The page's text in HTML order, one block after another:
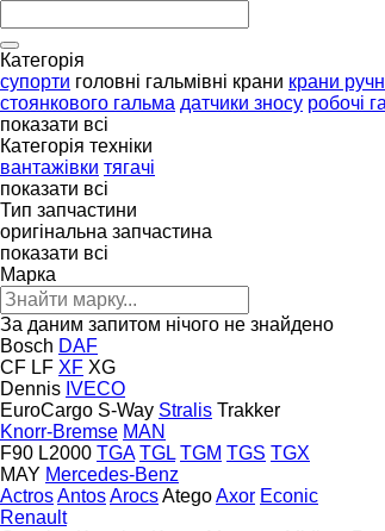
Категорія
супорти головні гальмівні крани крани
стоянкового гальма датчики зносу робочі
показати всі
Категорія техніки
вантажівки тягачі
показати всі
Тип запчастини
оригінальна запчастина
показати всі
Марка
За даним запитом нічого не знайдено
Bosch DAF
CF LF XF XG
Dennis IVECO
EuroCargo S-Way Stralis Trakker
Knorr-Bremse MAN
F90 L2000 TGA TGL TGM TGS TGX
MAY Mercedes-Benz
ActrosAntosArocsAtegoAxor Econic
Renault